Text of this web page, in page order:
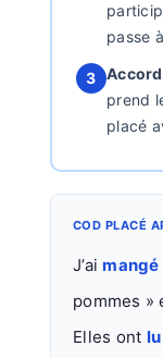
passe
3
prend
placé
COD PLACÉ
J’aimangé
pommes
Elles ont lu